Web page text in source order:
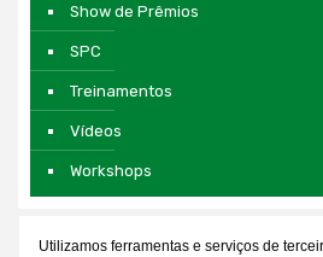
Show de Prêmios
SPC
Treinamentos
Vídeos
Workshops
Utilizamos ferramentas e serviços de